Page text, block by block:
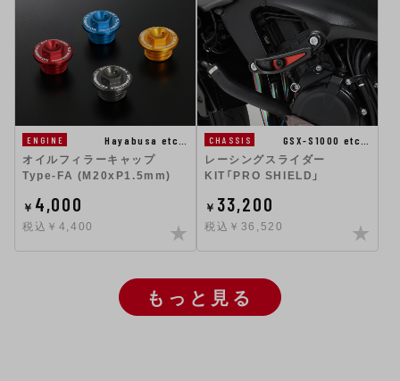
ENGINE
Hayabusa etc…
オイルフィラーキャップ
Type-FA (M20xP1.5mm)
￥ 4,000
税込￥4,400
CHASSIS
GSX-S1000 etc…
レーシングスライダー
KIT「PRO SHIELD」
￥ 33,200
税込￥36,520
もっと見る